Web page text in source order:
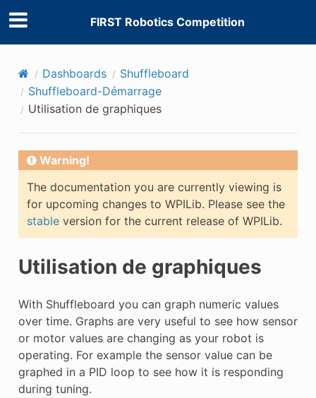
FIRST Robotics Competition
Dashboards
Shuffleboard
Shuffleboard-Démarrage
Utilisation de graphiques
Warning!
The documentation you are currently viewing is
for upcoming changes to WPILib. Please see the
stableversion for the current release of WPILib.
Utilisation de graphiques
With Shuffleboard you can graph numeric values
over time. Graphs are very useful to see how sensor
or motor values are changing as your robot is
operating. For example the sensor value can be
graphed in a PID loop to see how it is responding
during tuning.